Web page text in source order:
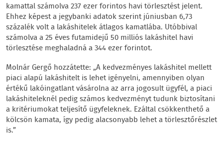
kamattal számolva 237 ezer forintos havi törlesztést jelent.
Ehhez képest a jegybanki adatok szerint júniusban 6,73
százalék volt a lakáshitelek átlagos kamatlába. Utóbbival
számolva a 25 éves futamidejű 50 milliós lakáshitel havi
törlesztése meghaladná a 344 ezer forintot.
Molnár Gergő hozzátette: „A kedvezményes lakáshitel mellett
piaci alapú lakáshitelt is lehet igényelni, amennyiben olyan
értékű lakóingatlant vásárolna az arra jogosult ügyfél, a piaci
lakáshiteleknél pedig számos kedvezményt tudunk biztosítani
a kritériumokat teljesítő ügyfeleknek. Ezáltal csökkenthető a
kölcsön kamata, így pedig alacsonyabb lehet a törlesztőrészlet
is.”